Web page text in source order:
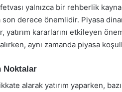
yalnızca bir rehberlik
son derece önemlidir. Piyasa
kararlarını etkileyen
aynı zamanda piyasa
Noktalar
alarak yatırım yaparken,